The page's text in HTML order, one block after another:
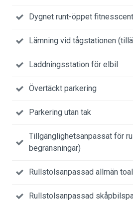
Dygnet runt-öppet
Lämning vid tågstationen
Laddningsstation för elbil
Övertäckt parkering
Parkering utan tak
Tillgänglighetsanpassat för
begränsningar)
Rullstolsanpassad allmän
Rullstolsanpassad